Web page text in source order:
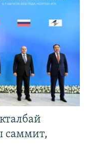
саммит,